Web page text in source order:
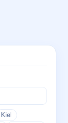
Kiel